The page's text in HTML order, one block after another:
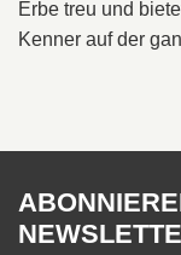
Erbe treu und
Kenner auf der